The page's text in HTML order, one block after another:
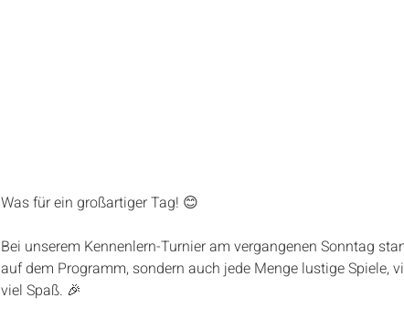
Was für ein großartiger Tag! 😊
Bei unserem Kennenlern-Turnier am vergangenen Sonntag
auf dem Programm, sondern auch jede Menge lustige Spiele,
viel Spaß. 🎉